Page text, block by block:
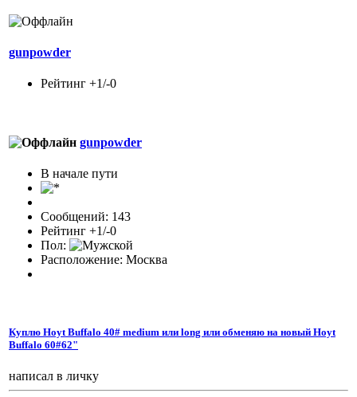
gunpowder
Рейтинг +1/-0
gunpowder
В начале пути
Сообщений: 143
Рейтинг +1/-0
Пол:
Расположение: Москва
Куплю Hoyt Buffalo 40# medium или long или обменяю на новый Hoyt
Buffalo 60#62"
написал в личку